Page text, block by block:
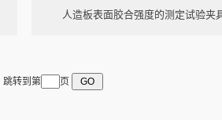
人造板表面胶合强度的测定试验夹
跳转到第 页